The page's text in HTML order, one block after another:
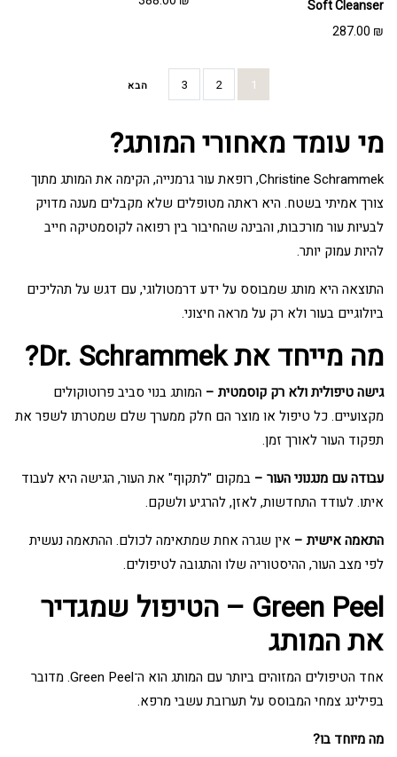
Soft Cleanser
287.00 ₪
1
2
3 הבא
מי עומד מאחורי המותג?
Christine Schrammek, רופאת עור גרמנייה, הקימה את המותג מתוך
צורך אמיתי בשטח. היא ראתה מטופלים שלא מקבלים מענה מדויק
לבעיות עור מורכבות, והבינה שהחיבור בין רפואה לקוסמטיקה חייב
להיות עמוק יותר.
התוצאה היא מותג שמבוסס על ידע דרמטולוגי, עם דגש על תהליכים
ביולוגיים בעור ולא רק על מראה חיצוני.
מה מייחד את Dr. Schrammek?
גישה טיפולית ולא רק קוסמטית – המותג בנוי סביב פרוטוקולים
מקצועיים. כל טיפול או מוצר הם חלק ממערך שלם שמטרתו לשפר את
תפקוד העור לאורך זמן.
עבודה עם מנגנוני העור – במקום "לתקוף" את העור, הגישה היא לעבוד
איתו. לעודד התחדשות, לאזן, להרגיע ולשקם.
התאמה אישית – אין שגרה אחת שמתאימה לכולם. ההתאמה נעשית
לפי מצב העור, ההיסטוריה שלו והתגובה לטיפולים.
Green Peel – הטיפול שמגדיר
את המותג
אחד הטיפולים המזוהים ביותר עם המותג הוא ה־Green Peel. מדובר
בפילינג צמחי המבוסס על תערובת עשבי מרפא.
מה מיוחד בו?